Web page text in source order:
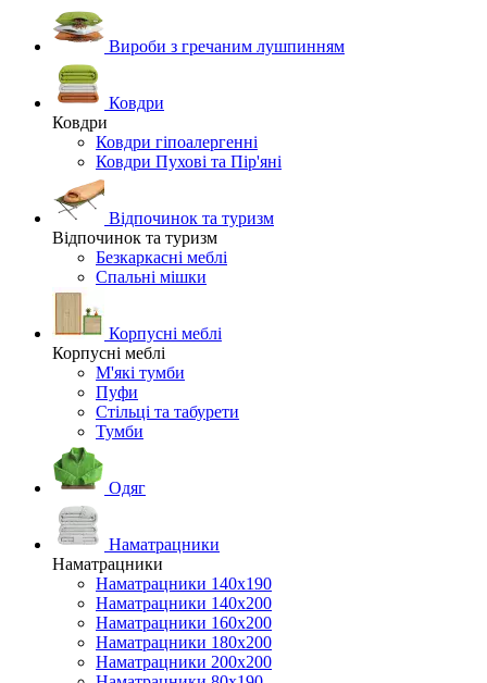
Вироби з гречаним лушпинням
Ковдри
Ковдри
Ковдри гіпоалергенні
Ковдри Пухові та Пір'яні
Відпочинок та туризм
Відпочинок та туризм
Безкаркасні меблі
Спальні мішки
Корпусні меблі
Корпусні меблі
М'які тумби
Пуфи
Стільці та табурети
Тумби
Одяг
Наматрацники
Наматрацники
Наматрацники 140х190
Наматрацники 140х200
Наматрацники 160х200
Наматрацники 180х200
Наматрацники 200х200